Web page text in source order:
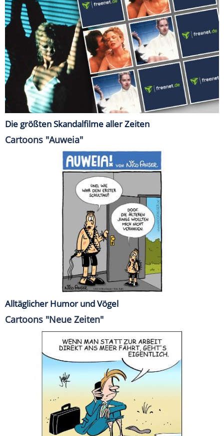
Die größten Skandalfilme aller Zeiten
Cartoons "Auweia"
Alltäglicher Humor und Vögel
Cartoons "Neue Zeiten"